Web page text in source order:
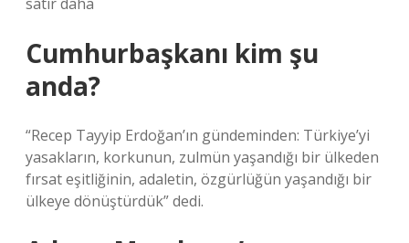
Cumhurbaşkanı kim şu
anda?
“Recep Tayyip Erdoğan’ın gündeminden: Türkiye’yi
yasakların, korkunun, zulmün yaşandığı bir ülkeden
fırsat eşitliğinin, adaletin, özgürlüğün yaşandığı bir
ülkeye dönüştürdük” dedi.